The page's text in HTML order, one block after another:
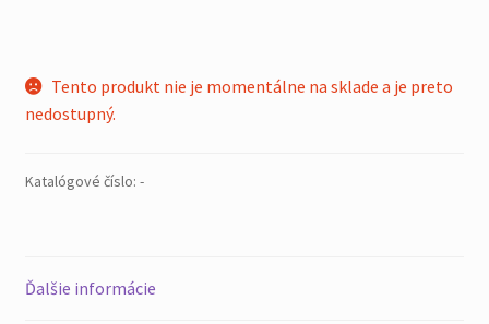
Tento produkt nie je momentálne na sklade a je preto
nedostupný.
Katalógové číslo: -
Ďalšie informácie